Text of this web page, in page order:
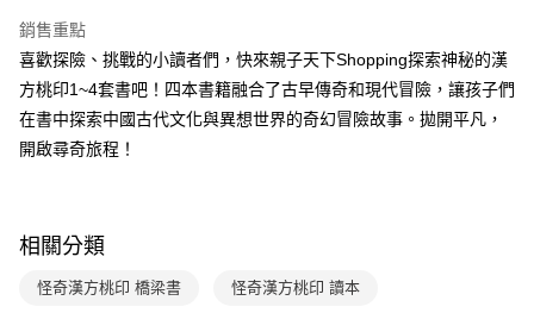
法說明評估內容。
1.分期款項不併入電信帳單，「大哥付你分期」於每月結算日後寄送繳費提
醒簡訊。
2.透過簡訊連結打開帳單後，可選擇「超商條碼／台灣大直營門市／銀行轉
帳／街口支付／iPASS MONEY」等通路繳費。
買賣價金債權讓與本公司後，依約使用本公司帳單繳交帳款。
2.基於同意付款使用「大哥付你分期」之契約關係目的，商店將以您的個人
資料（包含姓名、電話或地址）提供予台灣大哥大進項蒐集、處理及利用，
３．安心：先確認商品／服務後，再付款。
１．於結帳方式選擇「AFTEE先享後付」後，將跳轉至「AFTEE先享後付」
結帳頁面，進行簡訊認證並確認金額後，即可完成結帳。
２．訂單成立數日內，您將收到繳費通知簡訊。
３．收到繳費通知簡訊後14天內，點擊此簡訊中的連結，可透過四大超商／
後付繳納相關費用。
是否繳費成功／繳費後需取消欲退款等相關疑問，請聯繫「AFTEE先享後付
付款後全家取貨
每筆NT$70，滿NT$800(含以上)免運費
付款後7-11取貨
每筆NT$70，滿NT$800(含以上)免運費
每筆NT$200
銷售重點
喜歡探險、挑戰的小讀者們，快來親子天下Shopping探索神秘的漢
方桃印1~4套書吧！四本書籍融合了古早傳奇和現代冒險，讓孩子們
在書中探索中國古代文化與異想世界的奇幻冒險故事。拋開平凡，
開啟尋奇旅程！
相關分類
怪奇漢方桃印 橋梁書 怪奇漢方桃印 讀本